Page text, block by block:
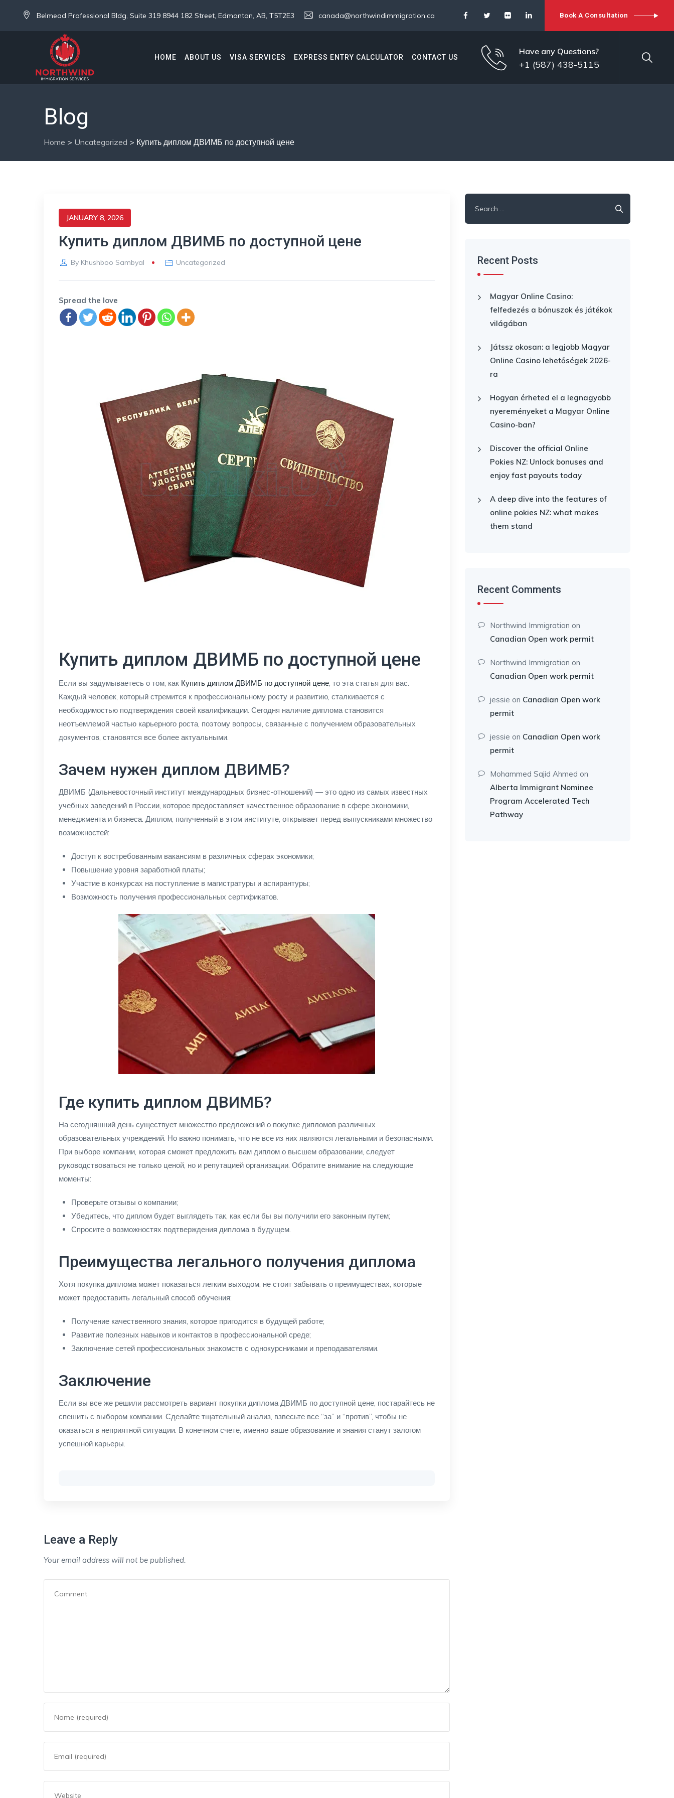
Belmead Professional Bldg, Suite 319 8944 182 Street, Edmonton, AB, T5T2E3 canada@northwindimmigration.ca Book A Consultation
Have any Questions?
+1 (587) 438-5115
HOME ABOUT US VISA SERVICES EXPRESS ENTRY CALCULATOR CONTACT US
Blog
Home > Uncategorized > Купить диплом ДВИМБ по доступной цене
JANUARY 8, 2026
Купить диплом ДВИМБ по доступной цене
By Khushboo Sambyal Uncategorized
Spread the love
Купить диплом ДВИМБ по доступной цене
Если вы задумываетесь о том, как Купить диплом ДВИМБ по доступной цене, то эта статья для вас.
Каждый человек, который стремится к профессиональному росту и развитию, сталкивается с
необходимостью подтверждения своей квалификации. Сегодня наличие диплома становится
неотъемлемой частью карьерного роста, поэтому вопросы, связанные с получением образовательных
документов, становятся все более актуальными.
Зачем нужен диплом ДВИМБ?
ДВИМБ (Дальневосточный институт международных бизнес-отношений) — это одно из самых известных
учебных заведений в России, которое предоставляет качественное образование в сфере экономики,
менеджмента и бизнеса. Диплом, полученный в этом институте, открывает перед выпускниками множество
возможностей:
Доступ к востребованным вакансиям в различных сферах экономики;
Повышение уровня заработной платы;
Участие в конкурсах на поступление в магистратуры и аспирантуры;
Возможность получения профессиональных сертификатов.
Где купить диплом ДВИМБ?
На сегодняшний день существует множество предложений о покупке дипломов различных
образовательных учреждений. Но важно понимать, что не все из них являются легальными и безопасными.
При выборе компании, которая сможет предложить вам диплом о высшем образовании, следует
руководствоваться не только ценой, но и репутацией организации. Обратите внимание на следующие
моменты:
Проверьте отзывы о компании;
Убедитесь, что диплом будет выглядеть так, как если бы вы получили его законным путем;
Спросите о возможностях подтверждения диплома в будущем.
Преимущества легального получения диплома
Хотя покупка диплома может показаться легким выходом, не стоит забывать о преимуществах, которые
может предоставить легальный способ обучения:
Получение качественного знания, которое пригодится в будущей работе;
Развитие полезных навыков и контактов в профессиональной среде;
Заключение сетей профессиональных знакомств с однокурсниками и преподавателями.
Заключение
Если вы все же решили рассмотреть вариант покупки диплома ДВИМБ по доступной цене, постарайтесь не
спешить с выбором компании. Сделайте тщательный анализ, взвесьте все “за” и “против”, чтобы не
оказаться в неприятной ситуации. В конечном счете, именно ваше образование и знания станут залогом
успешной карьеры.
Leave a Reply
Your email address will not be published.
for:
Recent Posts
Magyar Online Casino:
felfedezés a bónuszok és játékok
világában
Játssz okosan: a legjobb Magyar
Online Casino lehetőségek 2026-
ra
Hogyan érheted el a legnagyobb
nyereményeket a Magyar Online
Casino-ban?
Discover the official Online
Pokies NZ: Unlock bonuses and
enjoy fast payouts today
A deep dive into the features of
online pokies NZ: what makes
them stand
Recent Comments
Northwind Immigration on
Canadian Open work permit
Northwind Immigration on
Canadian Open work permit
jessie on Canadian Open work
permit
jessie on Canadian Open work
permit
Mohammed Sajid Ahmed on
Alberta Immigrant Nominee
Program Accelerated Tech
Pathway